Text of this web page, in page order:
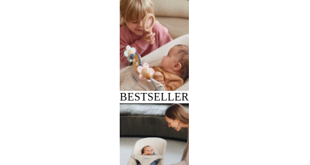
BESTSELLER